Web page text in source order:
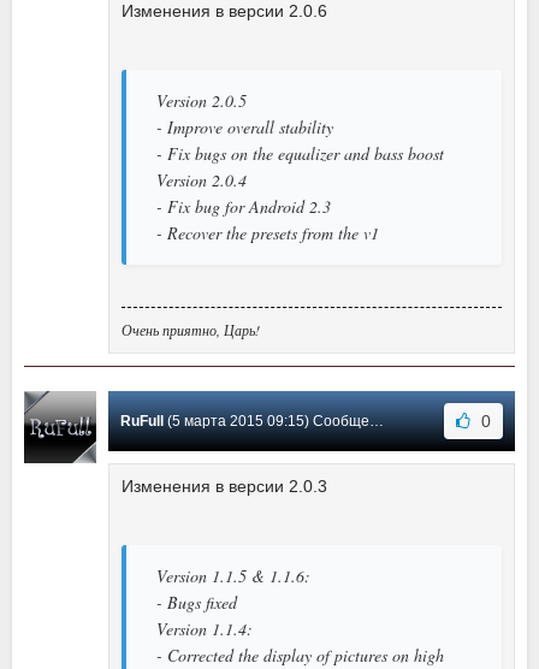
Изменения в версии 2.0.6
Version 2.0.5
- Improve overall stability
- Fix bugs on the equalizer and bass boost
Version 2.0.4
- Fix bug for Android 2.3
- Recover the presets from the v1
Очень приятно, Царь!
RuFull (5 марта 2015 09:15) Сообщение #16 0
Изменения в версии 2.0.3
Version 1.1.5 & 1.1.6:
- Bugs fixed
Version 1.1.4:
- Corrected the display of pictures on high